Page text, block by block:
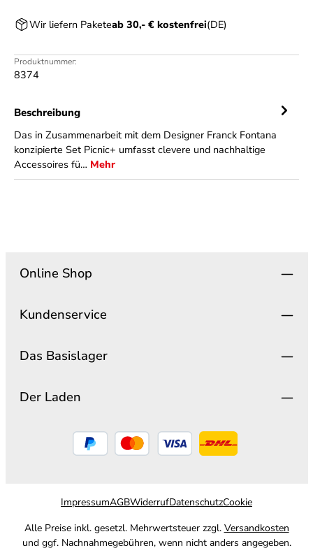
Wir liefern Paketeab 30,- € kostenfrei(DE)
Produktnummer:
8374
Beschreibung
Das in Zusammenarbeit mit dem Designer Franck Fontana
konzipierte Set Picnic+ umfasst clevere und nachhaltige
Accessoires fü… Mehr
Online Shop
Kundenservice
Das Basislager
Der Laden
ImpressumAGBWiderrufDatenschutzCookie
Alle Preise inkl. gesetzl. Mehrwertsteuer zzgl. Versandkosten
und ggf. Nachnahmegebühren, wenn nicht anders angegeben.